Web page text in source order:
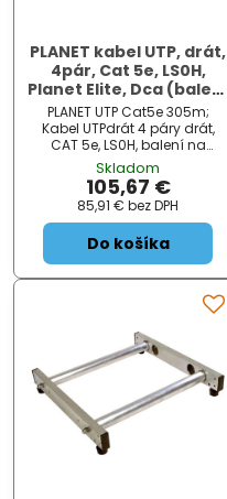
PLANET kabel UTP, drát,
4pár, Cat 5e, LS0H,
Planet Elite, Dca (balení
305m) fialový
PLANET UTP Cat5e 305m;
Kabel UTPdrát 4 páry drát,
CAT 5e, LS0H, balení na
špulce 305m. Barva fialová
RAL 4003. Kabel pro realizací
sítí Fast Ethernet (IEEE 802.3u),
Gigabit Ethernet (IEEE
802.3ab), Ethernet (IEEE 802...
Skladom
105,67 €
85,91 € bez DPH
Do košíka